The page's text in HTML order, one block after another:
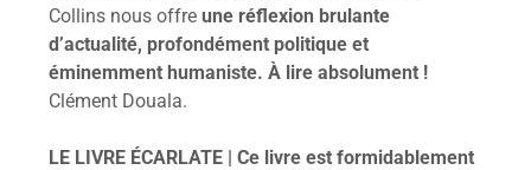
Collins nous offre une réflexion brulante
d’actualité, profondément politique et
éminemment humaniste. À lire absolument !
Clément Douala.
LE LIVRE ÉCARLATE | Ce livre est formidablement